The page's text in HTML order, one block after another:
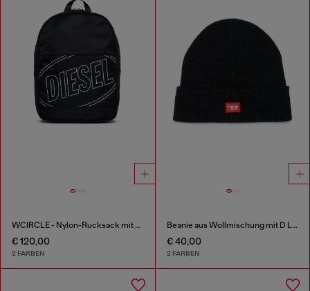
WCIRCLE - Nylon-Rucksack mit Logo-Print
€ 120,00
2 FARBEN
Beanie aus Wollmischung mit D Logo Patch
€ 40,00
2 FARBEN